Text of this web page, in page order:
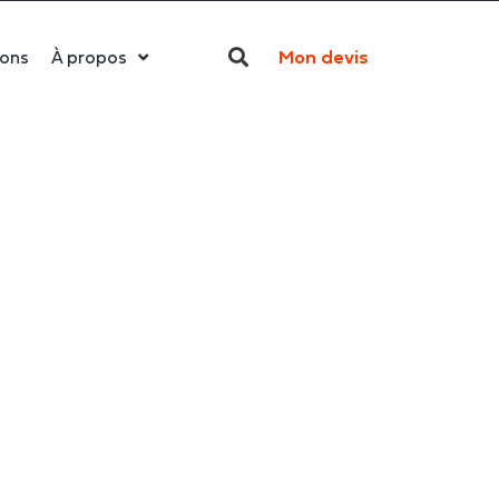
À propos Mon devis